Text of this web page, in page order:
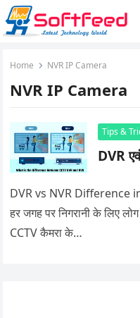
Home NVR IP Camera
NVR IP Camera
Tips &
DVR
DVR vs NVR Difference
हर जगह पर निगरानी के लिए
CCTV कैमरा के…